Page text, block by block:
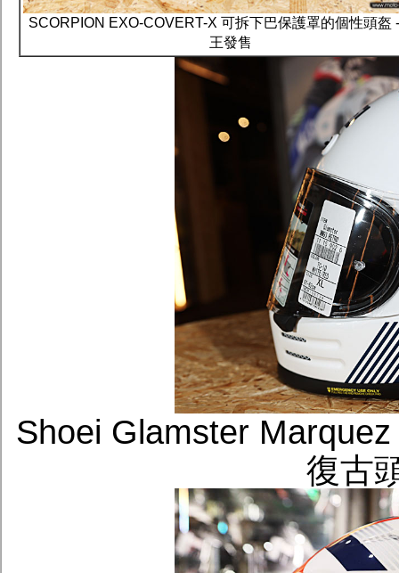
SCORPION EXO-COVERT-X 可拆下巴保護罩的個性頭盔
王發售
Shoei Glamster
復古